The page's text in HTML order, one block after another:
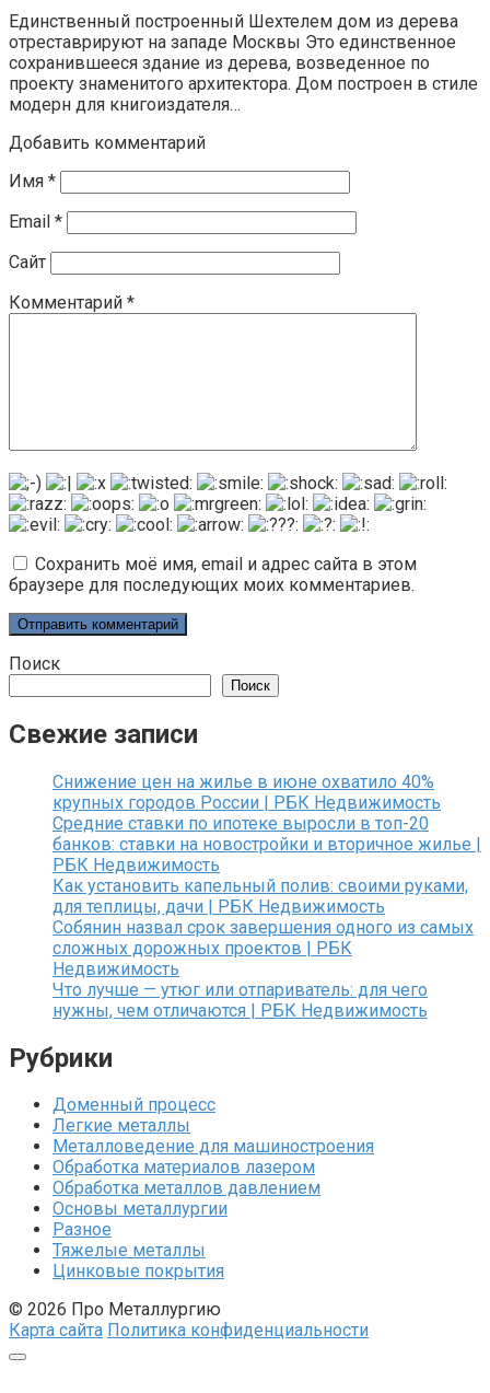
Единственный построенный Шехтелем дом из дерева
отреставрируют на западе Москвы Это единственное
сохранившееся здание из дерева, возведенное по
проекту знаменитого архитектора. Дом построен в стиле
модерн для книгоиздателя…
Добавить комментарий
Имя *
Email *
Сайт
Комментарий *
Сохранить моё имя, email и адрес сайта в этом
браузере для последующих моих комментариев.
Поиск
Поиск
Свежие записи
Снижение цен на жилье в июне охватило 40%
крупных городов России | РБК Недвижимость
Средние ставки по ипотеке выросли в топ-20
банков: ставки на новостройки и вторичное жилье |
РБК Недвижимость
Как установить капельный полив: своими руками,
для теплицы, дачи | РБК Недвижимость
Собянин назвал срок завершения одного из самых
сложных дорожных проектов | РБК
Недвижимость
Что лучше — утюг или отпариватель: для чего
нужны, чем отличаются | РБК Недвижимость
Рубрики
Доменный процесс
Легкие металлы
Металловедение для машиностроения
Обработка материалов лазером
Обработка металлов давлением
Основы металлургии
Разное
Тяжелые металлы
Цинковые покрытия
© 2026 Про Металлургию
Карта сайта Политика конфиденциальности